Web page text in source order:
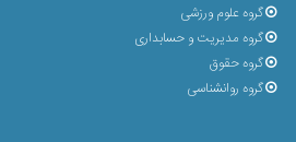
گروه علوم ورزشی
گروه مدیریت و حسابداری
گروه حقوق
گروه روانشناسی